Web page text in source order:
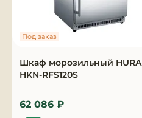
Шкаф морозильный
HKN-RFS120S
Под заказ
62 086 ₽